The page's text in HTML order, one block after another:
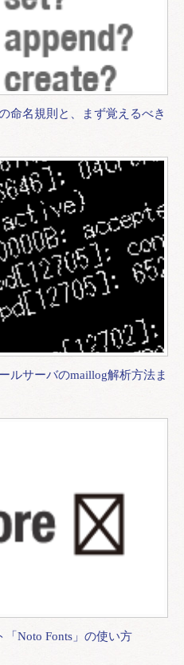
命名規則と、まず覚えるべき
ルサーバのmaillog解析方法ま
「Noto Fonts」の使い方